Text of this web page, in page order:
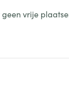
vrije